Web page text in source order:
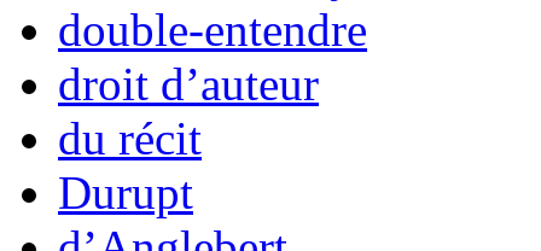
double-entendre
droit d’auteur
du récit
Durupt